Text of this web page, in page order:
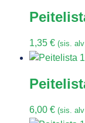
1,35 € (sis.
6,00 € (sis.